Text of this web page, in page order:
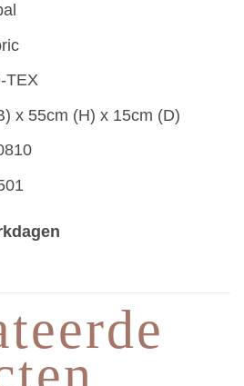
TEX
x 55cm (H) x 15cm (D)